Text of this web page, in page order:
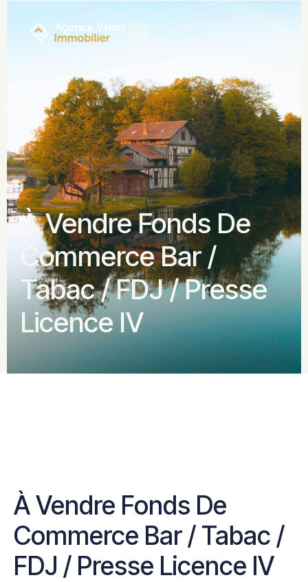
À Vendre Fonds De
Commerce Bar /
Tabac / FDJ / Presse
Licence IV
À Vendre Fonds De
Commerce Bar / Tabac /
FDJ / Presse Licence IV